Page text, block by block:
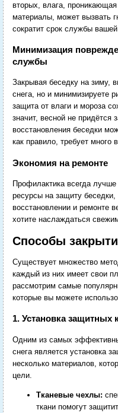
вторых, влага,
материалы, может вызвать
сократит срок службы
Минимизация
службы
Закрывая беседку на зиму,
снега, но и минимизируете
защита от влаги и мороза
значит, весной не придётся
восстановления беседки
как правило, требует много
Экономия на ремонте
Профилактика всегда
ресурсы на защиту
восстановлении и ремонте
хотите наслаждаться
Способы
Существует множество
каждый из них имеет свои
рассмотрим самые
которые вы можете
1. Установка защитных
Одним из самых
снега является установка
несколько материалов,
цели.
Тканевые чехлы:
ткани помогут